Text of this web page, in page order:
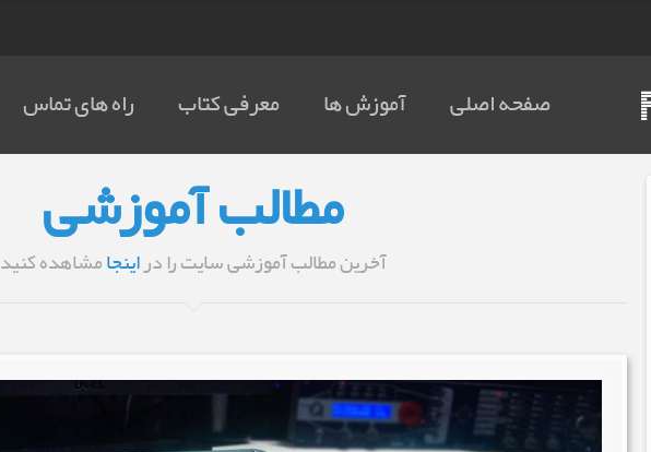
صفحه اصلی آموزش ها معرفی کتاب راه های تماس
مطالب آموزشی
آخرین مطالب آموزشی سایت را دراینجامشاهده کنید